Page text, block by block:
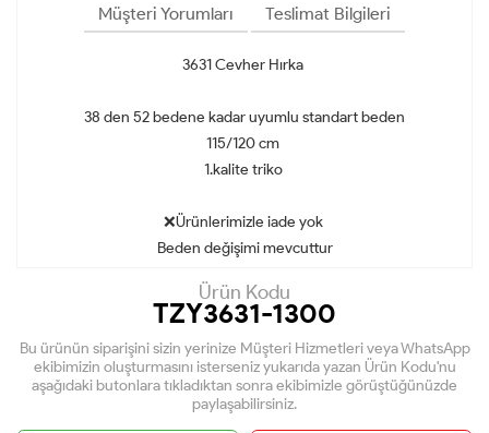
Müşteri Yorumları Teslimat Bilgileri
3631 Cevher Hırka
38 den 52 bedene kadar uyumlu standart beden
115/120 cm
1.kalite triko
❌Ürünlerimizle iade yok
Beden değişimi mevcuttur
Ürün Kodu
TZY3631-1300
Bu ürünün siparişini sizin yerinize Müşteri Hizmetleri veya WhatsApp
ekibimizin oluşturmasını isterseniz yukarıda yazan Ürün Kodu'nu
aşağıdaki butonlara tıkladıktan sonra ekibimizle görüştüğünüzde
paylaşabilirsiniz.